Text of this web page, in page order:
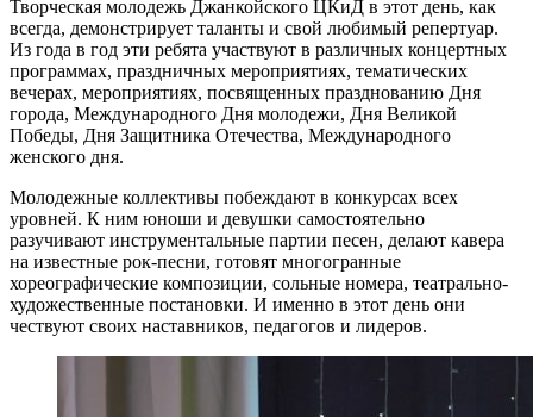
Творческая молодежь Джанкойского ЦКиД в этот день, как
всегда, демонстрирует таланты и свой любимый репертуар.
Из года в год эти ребята участвуют в различных концертных
программах, праздничных мероприятиях, тематических
вечерах, мероприятиях, посвященных празднованию Дня
города, Международного Дня молодежи, Дня Великой
Победы, Дня Защитника Отечества, Международного
женского дня.
Молодежные коллективы побеждают в конкурсах всех
уровней. К ним юноши и девушки самостоятельно
разучивают инструментальные партии песен, делают кавера
на известные рок-песни, готовят многогранные
хореографические композиции, сольные номера, театрально-
художественные постановки. И именно в этот день они
чествуют своих наставников, педагогов и лидеров.